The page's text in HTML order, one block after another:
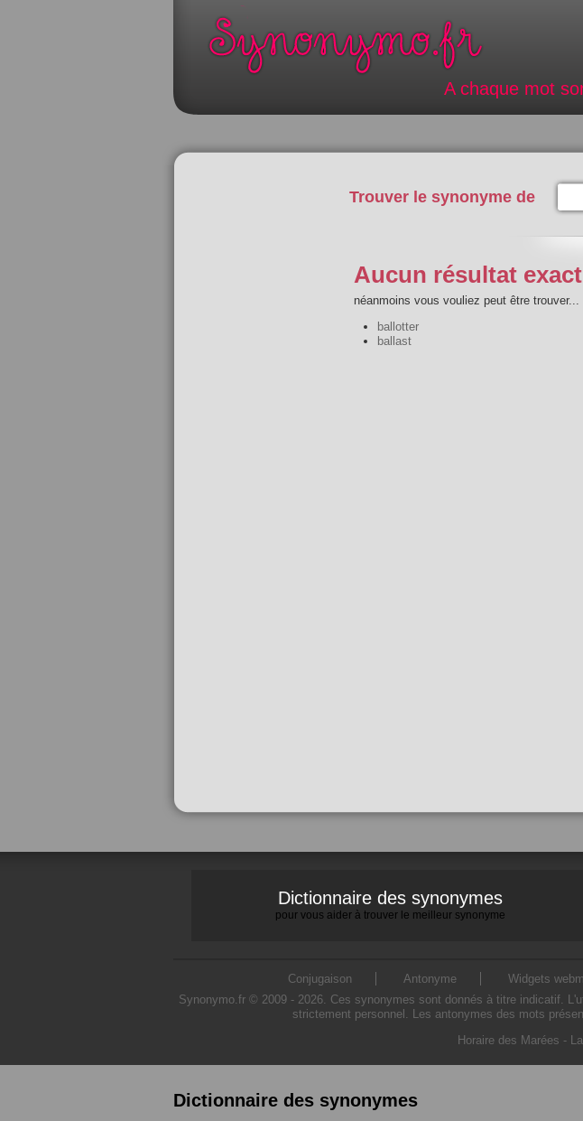
A chaque mot
Trouver le synonyme de
Aucun résultat
néanmoins vous vouliez peut être trouver...
ballotter
ballast
Dictionnaire des synonymes
pour vous aider à trouver le meilleur synonyme
Conjugaison Antonyme Widgets
Synonymo.fr © 2009 - 2026. Ces synonymes sont donnés à titre indicatif.
strictement personnel. Les antonymes des mots
Horaire des Marées -
Dictionnaire des synonymes